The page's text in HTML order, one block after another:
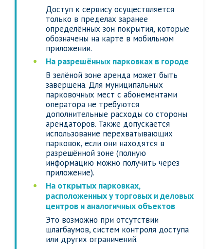
Доступ к сервису осуществляется
только в пределах заранее
определённых зон покрытия, которые
обозначены на карте в мобильном
приложении.
На разрешённых парковках в городе
В зелёной зоне аренда может быть
завершена. Для муниципальных
парковочных мест с абонементами
оператора не требуются
дополнительные расходы со стороны
арендаторов. Также допускается
использование перехватывающих
парковок, если они находятся в
разрешённой зоне (полную
информацию можно получить через
приложение).
На открытых парковках,
расположенных у торговых и деловых
центров и аналогичных объектов
Это возможно при отсутствии
шлагбаумов, систем контроля доступа
или других ограничений.